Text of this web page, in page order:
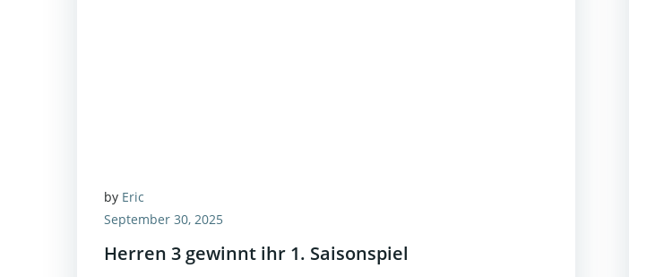
by Eric
September 30, 2025
Herren 3 gewinnt ihr 1. Saisonspiel